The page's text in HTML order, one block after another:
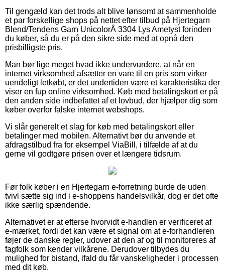
Til gengæld kan det trods alt blive lønsomt at sammenholde
et par forskellige shops på nettet efter tilbud på Hjertegarn
Blend/Tendens Garn UnicolorÂ 3304 Lys Ametyst forinden
du køber, så du er på den sikre side med at opnå den
prisbilligste pris.
Man bør lige meget hvad ikke undervurdere, at når en
internet virksomhed afsætter en vare til en pris som virker
uendeligt letkøbt, er det undertiden være et karakteristika der
viser en fup online virksomhed. Køb med betalingskort er på
den anden side indbefattet af et lovbud, der hjælper dig som
køber overfor falske internet webshops.
Vi slår generelt et slag for køb med betalingskort eller
betalinger med mobilen. Alternativt bør du anvende et
afdragstilbud fra for eksempel ViaBill, i tilfælde af at du
gerne vil godtgøre prisen over et længere tidsrum.
Før folk køber i en Hjertegarn e-forretning burde de uden
tvivl sætte sig ind i e-shoppens handelsvilkår, dog er det ofte
ikke særlig spændende.
Alternativet er at efterse hvorvidt e-handlen er verificeret af
e-mærket, fordi det kan være et signal om at e-forhandleren
føjer de danske regler, udover at den af og til monitoreres af
fagfolk som kender vilkårene. Derudover tilbydes du
mulighed for bistand, ifald du får vanskeligheder i processen
med dit køb.